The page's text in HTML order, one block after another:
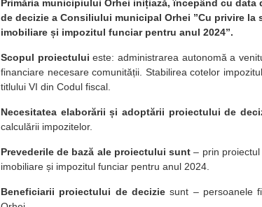
Primăria municipiului Orhei inițiază, începând cu
de decizie a Consiliului municipal Orhei ”Cu privire
imobiliare și impozitul funciar pentru anul 2024”.
Scopul proiectului este: administrarea autonomă a
financiare necesare comunității. Stabilirea cotelor
titlului VI din Codul fiscal.
Necesitatea elaborării și adoptării proiectului de
calculării impozitelor.
Prevederile de bază ale proiectului sunt – prin
imobiliare și impozitul funciar pentru anul 2024.
Beneficiarii proiectului de decizie sunt – persoanele